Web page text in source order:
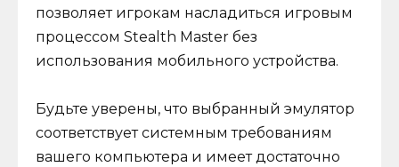
позволяет игрокам насладиться игровым
процессом Stealth Master без
использования мобильного устройства.
Будьте уверены, что выбранный эмулятор
соответствует системным требованиям
вашего компьютера и имеет достаточно